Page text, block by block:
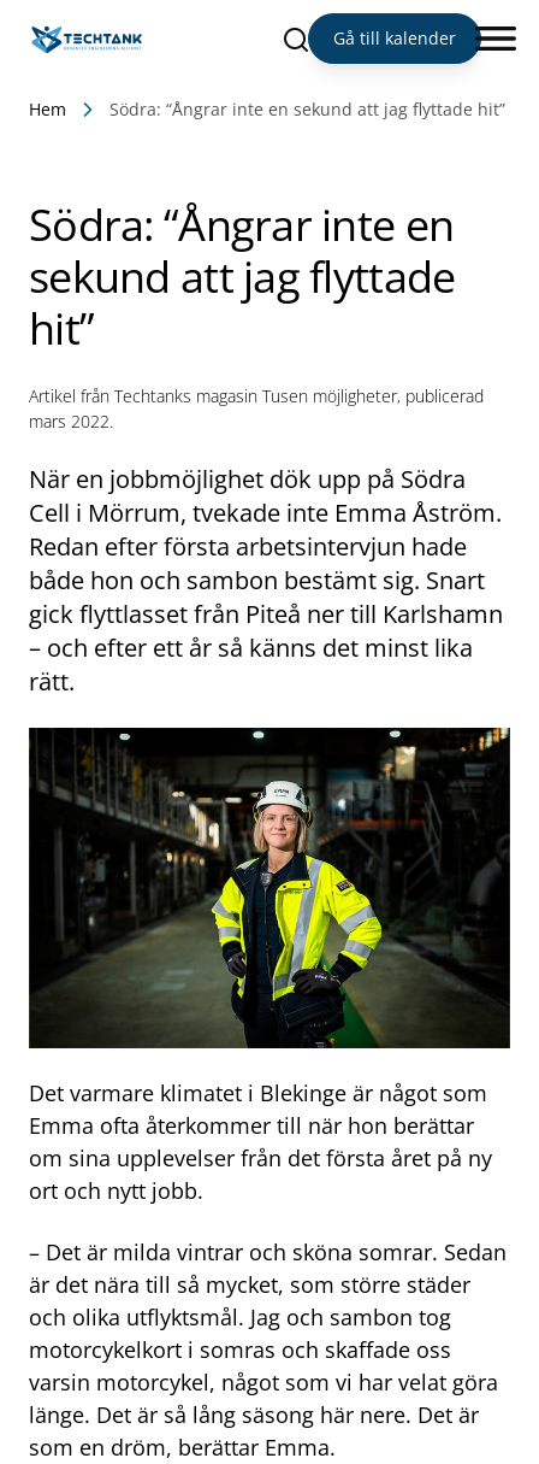
Sök Gå till kalender
Hem Södra: “Ångrar inte en sekund att jag flyttade hit”
Södra: “Ångrar inte en
sekund att jag flyttade
hit”
Artikel från Techtanks magasin Tusen möjligheter, publicerad
mars 2022.
När en jobbmöjlighet dök upp på Södra
Cell i Mörrum, tvekade inte Emma Åström.
Redan efter första arbetsintervjun hade
både hon och sambon bestämt sig. Snart
gick flyttlasset från Piteå ner till Karlshamn
– och efter ett år så känns det minst lika
rätt.
Det varmare klimatet i Blekinge är något som
Emma ofta återkommer till när hon berättar
om sina upplevelser från det första året på ny
ort och nytt jobb.
– Det är milda vintrar och sköna somrar. Sedan
är det nära till så mycket, som större städer
och olika utflyktsmål. Jag och sambon tog
motorcykelkort i somras och skaffade oss
varsin motorcykel, något som vi har velat göra
länge. Det är så lång säsong här nere. Det är
som en dröm, berättar Emma.